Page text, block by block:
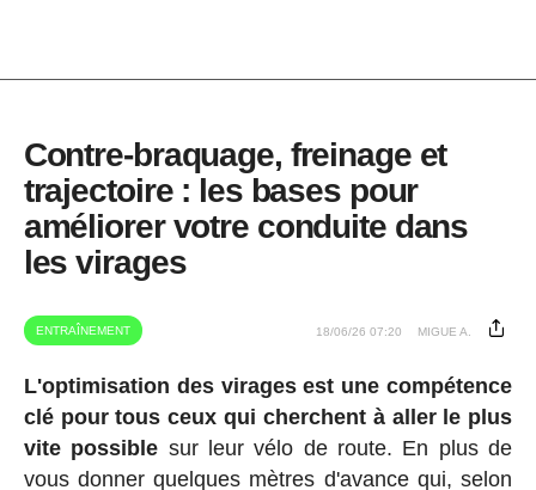
Contre-braquage, freinage et
trajectoire : les bases pour
améliorer votre conduite dans
les virages
ENTRAÎNEMENT 18/06/26 07:20 MIGUE A.
L'optimisation des virages est une compétence
clé pour tous ceux qui cherchent à aller le plus
vite possible sur leur vélo de route. En plus de
vous donner quelques mètres d'avance qui, selon